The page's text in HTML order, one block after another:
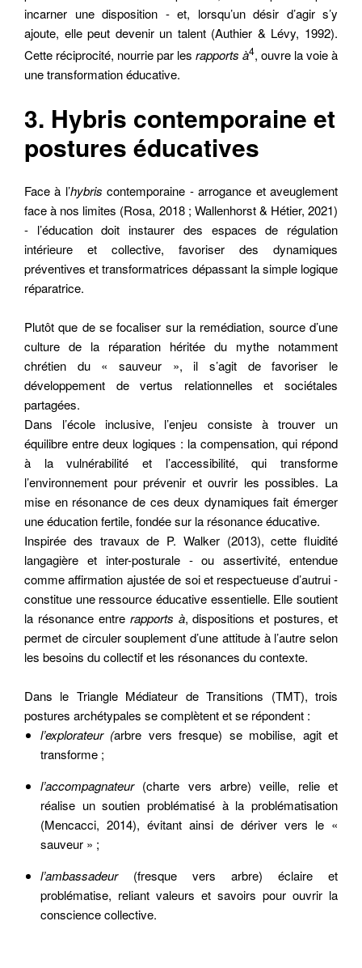
incarner une disposition - et, lorsqu’un désir d’agir s’y
ajoute, elle peut devenir un talent (Authier & Lévy, 1992).
Cette réciprocité, nourrie par les rapports à4, ouvre la voie à
une transformation éducative.
3. Hybris contemporaine et
postures éducatives
Face à l’hybris contemporaine - arrogance et aveuglement
face à nos limites (Rosa, 2018 ; Wallenhorst & Hétier, 2021)
- l’éducation doit instaurer des espaces de régulation
intérieure et collective, favoriser des dynamiques
préventives et transformatrices dépassant la simple logique
réparatrice.
Plutôt que de se focaliser sur la remédiation, source d’une
culture de la réparation héritée du mythe notamment
chrétien du « sauveur », il s’agit de favoriser le
développement de vertus relationnelles et sociétales
partagées.
Dans l’école inclusive, l’enjeu consiste à trouver un
équilibre entre deux logiques : la compensation, qui répond
à la vulnérabilité et l’accessibilité, qui transforme
l’environnement pour prévenir et ouvrir les possibles. La
mise en résonance de ces deux dynamiques fait émerger
une éducation fertile, fondée sur la résonance éducative.
Inspirée des travaux de P. Walker (2013), cette fluidité
langagière et inter-posturale - ou assertivité, entendue
comme affirmation ajustée de soi et respectueuse d’autrui -
constitue une ressource éducative essentielle. Elle soutient
la résonance entre rapports à, dispositions et postures, et
permet de circuler souplement d’une attitude à l’autre selon
les besoins du collectif et les résonances du contexte.
Dans le Triangle Médiateur de Transitions (TMT), trois
postures archétypales se complètent et se répondent :
l’explorateur (arbre vers fresque) se mobilise, agit et
transforme ;
l’accompagnateur(charte vers arbre) veille, relie et
réalise un soutien problématisé à la problématisation
(Mencacci, 2014), évitant ainsi de dériver vers le «
sauveur » ;
l’ambassadeur(fresque vers arbre) éclaire et
problématise, reliant valeurs et savoirs pour ouvrir la
conscience collective.